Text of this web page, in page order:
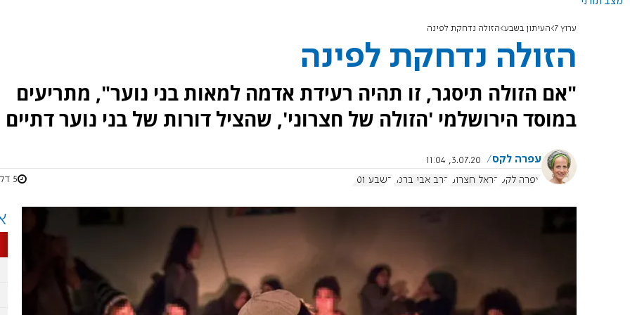
ערוץ 7 העיתון בשבע הזולה נדחקת לפינה
הזולה נדחקת לפינה
"אם הזולה תיסגר, זו תהיה רעידת אדמה למאות בני נוער", מתריעים
במוסד הירושלמי 'הזולה של חצרוני', שהציל דורות של בני נוער דתיים
עפרה לקס
3.07.20, 11:04
עפרה לקס הראל חצרוני הרב אבי ברמן בשבע 901 5 דקות